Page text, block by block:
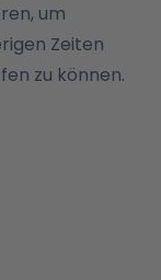
um
Zeiten
zu können.